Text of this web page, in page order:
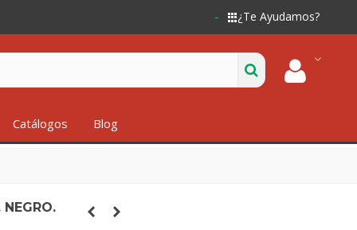
¿Te Ayudamos?
Catálogos Blog